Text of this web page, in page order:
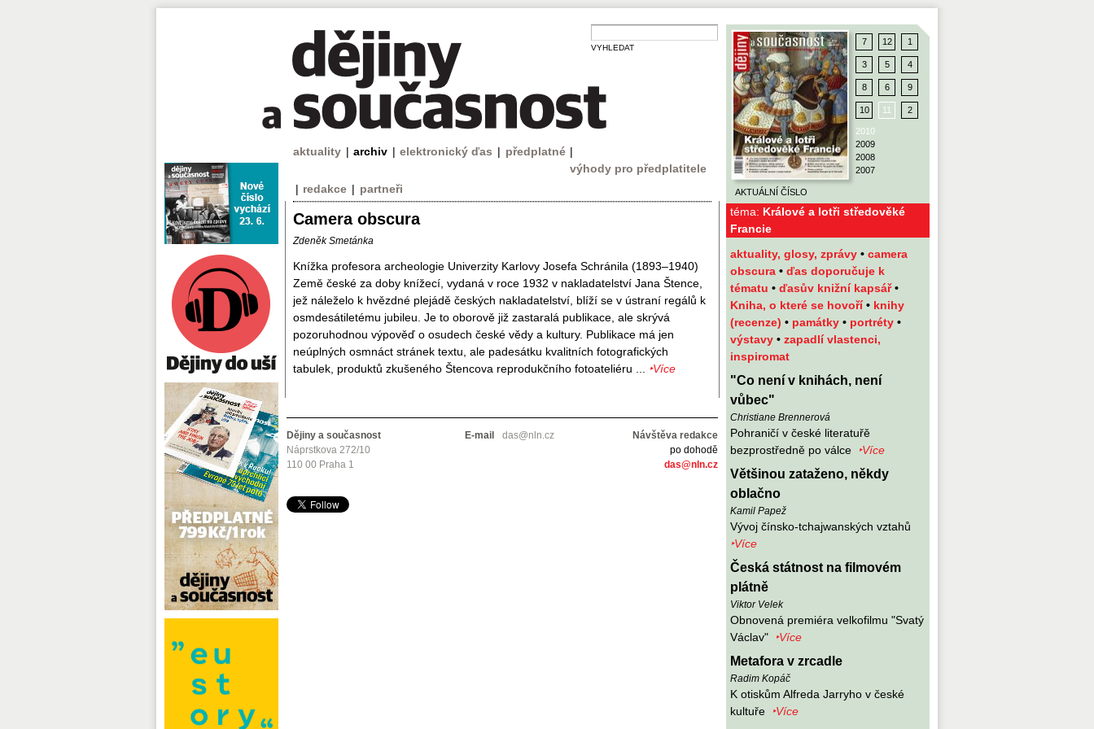
aktuality | archiv | elektronický ďas | předplatné |
výhody pro předplatitele
| redakce | partneři
VYHLEDAT
téma: Králové a lotři středověké
Francie
AKTUÁLNÍ ČÍSLO
7 12 1
3 5 4
8 6 9
10 11 2
2010
2009
2008
2007
aktuality, glosy, zprávy • camera
obscura • ďas doporučuje k
tématu • ďasův knižní kapsář•
Kniha, o které se hovoří• knihy
(recenze) • památky • portréty •
výstavy • zapadlí vlastenci,
inspiromat
"Co není v knihách, není
vůbec"
Christiane Brennerová
Pohraničí v české literatuřě
bezprostředně po válce
‣Více
Většinou zataženo, někdy
oblačno
Kamil Papež
Vývoj čínsko-tchajwanských vztahů
‣Více
Česká státnost na filmovém
plátně
Viktor Velek
Obnovená premiéra velkofilmu "Svatý
Václav"
‣Více
Metafora v zrcadle
Radim Kopáč
K otiskům Alfreda Jarryho v české
kultuře
‣Více
Camera obscura
Zdeněk Smetánka
Knížka profesora archeologie Univerzity Karlovy Josefa Schránila (1893–1940)
Země české za doby knížecí, vydaná v roce 1932 v nakladatelství Jana Štence,
jež náleželo k hvězdné plejádě českých nakladatelství, blíží se v ústraní regálů k
osmdesátiletému jubileu. Je to oborově již zastaralá publikace, ale skrývá
pozoruhodnou výpověď o osudech české vědy a kultury. Publikace má jen
neúplných osmnáct stránek textu, ale padesátku kvalitních fotografických
tabulek, produktů zkušeného Štencova reprodukčního fotoateliéru ...
‣Více
Dějiny a současnost
Náprstkova 272/10
110 00 Praha 1
E-mail das@nln.cz
Návštěva redakce
po dohodě
das@nln.cz